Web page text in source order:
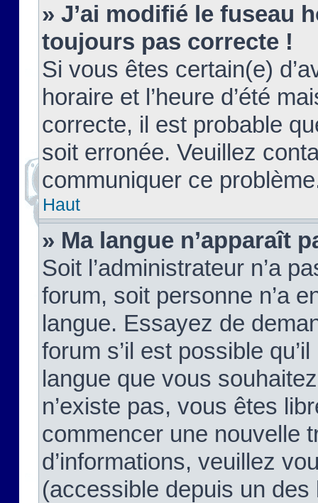
» J’ai modifié le fuseau
toujours pas correcte !
Si vous êtes certain(e)
horaire et l’heure d’été
correcte, il est probable
soit erronée. Veuillez
communiquer ce
Haut
» Ma langue n’apparaît
Soit l’administrateur n’a
forum, soit personne n’a
langue. Essayez de
forum s’il est possible
langue que vous
n’existe pas, vous êtes
commencer une nouvelle
d’informations, veuillez
(accessible depuis un